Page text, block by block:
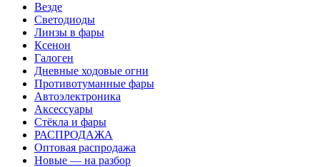
Везде
Светодиоды
Линзы в фары
Ксенон
Галоген
Дневные ходовые огни
Противотуманные фары
Автоэлектроника
Аксессуары
Стёкла и фары
РАСПРОДАЖА
Оптовая распродажа
Новые — на разбор